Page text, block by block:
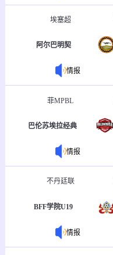
埃塞超
阿尔巴明契
情报
菲MPBL
巴伦苏埃拉经典
情报
不丹廷联
BFF学院U19
情报